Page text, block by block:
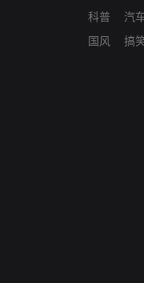
科普
国风
汽
搞